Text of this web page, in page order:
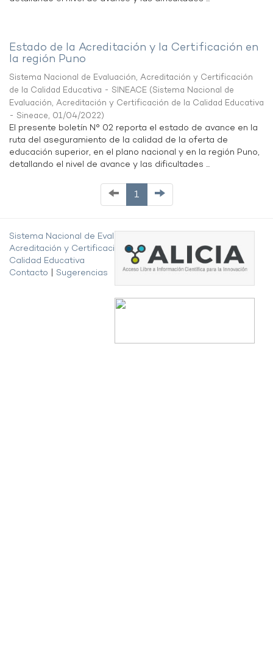
Estado de la Acreditación y la Certificación en
la región Puno
Sistema Nacional de Evaluación, Acreditación y Certificación
de la Calidad Educativa - SINEACE (Sistema Nacional de
Evaluación, Acreditación y Certificación de la Calidad Educativa
- Sineace, 01/04/2022)
El presente boletín N° 02 reporta el estado de avance en la
ruta del aseguramiento de la calidad de la oferta de
educación superior, en el plano nacional y en la región Puno,
detallando el nivel de avance y las dificultades ...
1
Sistema Nacional de Evaluación,
Acreditación y Certificación de la
Calidad Educativa
Contacto
Sugerencias